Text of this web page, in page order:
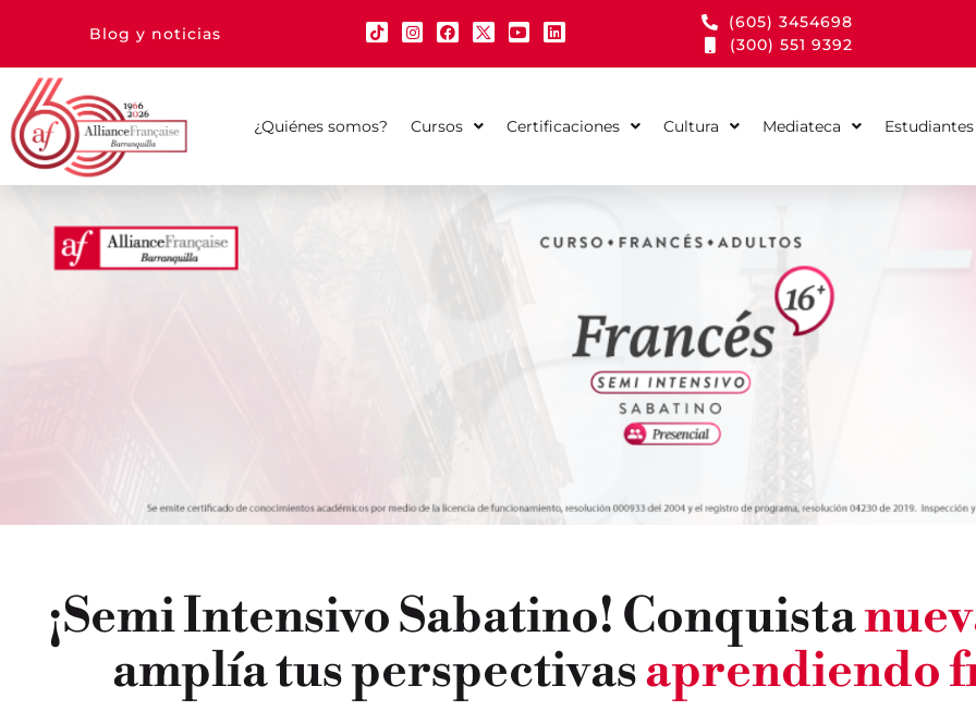
Blog y noticias
(605) 3454698
(300) 551 9392
¿Quiénes somos? Cursos Certificaciones Cultura Mediateca Estudiantes
¡Semi Intensivo Sabatino! Conquista
amplía tus perspectivasaprendiendo